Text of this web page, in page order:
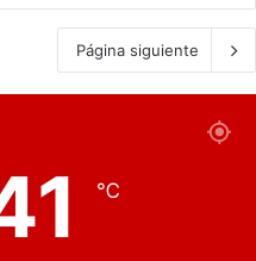
Página siguiente
℃